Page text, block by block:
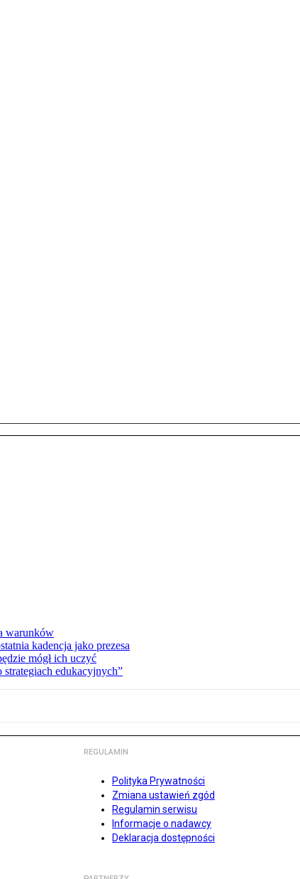
warunków
kadencja jako prezesa
mógł ich uczyć
edukacyjnych”
REGULAMIN
Polityka Prywatności
Zmiana ustawień zgód
Regulamin serwisu
Informacje o nadawcy
Deklaracja dostępności